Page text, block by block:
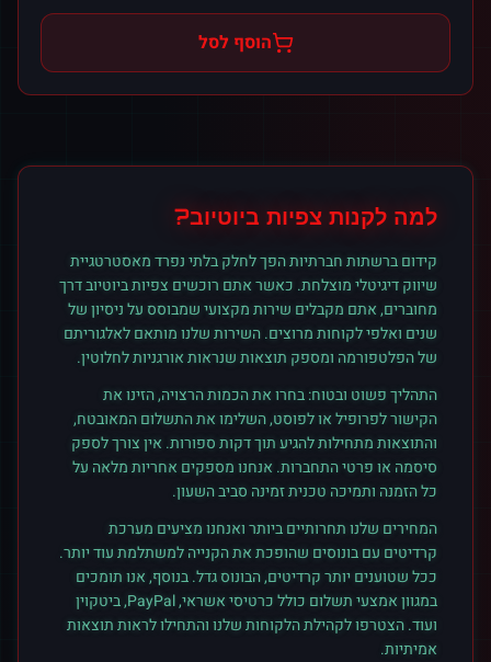
הוסף לסל
למה לקנות צפיות ביוטיוב?
קידום ברשתות חברתיות הפך לחלק בלתי נפרד מאסטרטגיית
שיווק דיגיטלי מוצלחת. כאשר אתם רוכשים צפיותביוטיובדרך
מחוברים, אתם מקבלים שירות מקצועי שמבוסס על ניסיון של
שנים ואלפי לקוחות מרוצים. השירות שלנו מותאם לאלגוריתם
של הפלטפורמה ומספק תוצאות שנראות אורגניות לחלוטין.
התהליך פשוט ובטוח: בחרו את הכמות הרצויה, הזינו את
הקישור לפרופיל או לפוסט, השלימו את התשלום המאובטח,
והתוצאות מתחילות להגיע תוך דקות ספורות. אין צורך לספק
סיסמה או פרטי התחברות. אנחנו מספקים אחריות מלאה על
כל הזמנה ותמיכה טכנית זמינה סביב השעון.
המחירים שלנו תחרותיים ביותר ואנחנו מציעים מערכת
קרדיטים עם בונוסים שהופכת את הקנייה למשתלמת עוד יותר.
ככל שטוענים יותר קרדיטים, הבונוס גדל. בנוסף, אנו תומכים
במגוון אמצעי תשלום כולל כרטיסי אשראי, PayPal, ביטקוין
ועוד. הצטרפו לקהילת הלקוחות שלנו והתחילו לראות תוצאות
אמיתיות.